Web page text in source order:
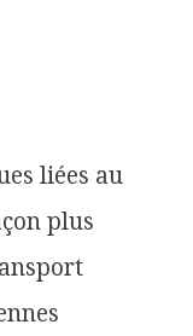
liées au
plus